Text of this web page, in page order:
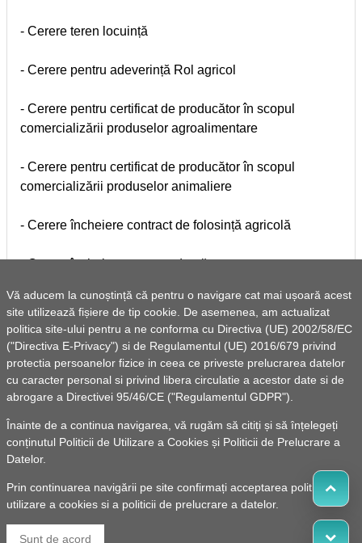
Vă aducem la cunoștință că pentru o navigare cat mai ușoară acest
site utilizează fișiere de tip cookie. De asemenea, am actualizat
politica site-ului pentru a ne conforma cu Directiva (UE) 2002/58/EC
("Directiva E-Privacy") si de Regulamentul (UE) 2016/679 privind
protectia persoanelor fizice in ceea ce priveste prelucrarea datelor
cu caracter personal si privind libera circulatie a acestor date si de
abrogare a Directivei 95/46/CE ("Regulamentul GDPR").
Înainte de a continua navigarea, vă rugăm să citiți și să înțelegeți
conținutul Politicii de Utilizare a Cookies și Politicii de Prelucrare a
Datelor.
Prin continuarea navigării pe site confirmați acceptarea politicii de
utilizare a cookies si a politicii de prelucrare a datelor.
Sunt de acord
- Cerere teren locuință
- Cerere pentru adeverință Rol agricol
- Cerere pentru certificat de producător în scopul
comercializării produselor agroalimentare
- Cerere pentru certificat de producător în scopul
comercializării produselor animaliere
- Cerere încheiere contract de folosință agricolă
- Cerere încheiere contract de pășunat
- Cerere încheiere contract de folosință pentru vatră de
stupină
Arhivă
Urbanism
- Cerere pentru înscriere în registrul de evidență a
a apelor uzate la nivelul comunei